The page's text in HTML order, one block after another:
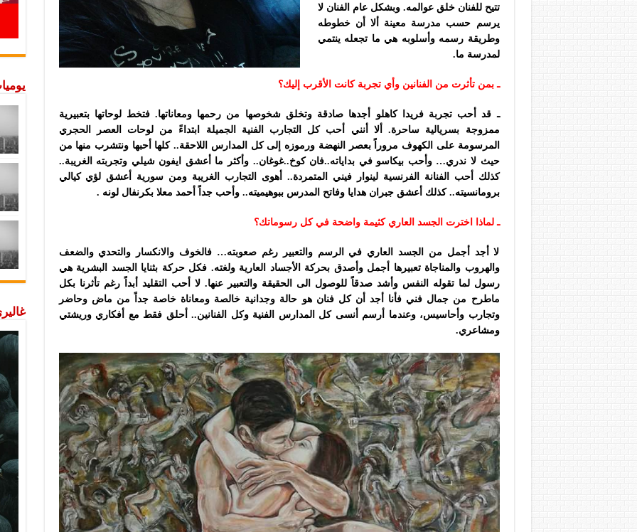
تتيح للفنان خلق عوالمه. وبشكل عام الفنان لا
يرسم حسب مدرسة معينة ألا أن خطوطه
وطريقة رسمه وأسلوبه هي ما تجعله ينتمي
لمدرسة ما.
ـ بمن تأثرت من الفنانين وأي تجربة كانت الأقرب إليك؟
ـ قد أحب تجربة فريدا كاهلو أجدها صادقة وتخلق شخوصها من رحمها ومعاناتها. فتخط لوحاتها بتعبيرية
ممزوجة بسريالية ساحرة. ألا أنني أحب كل التجارب الفنية الجميلة ابتداءً من لوحات العصر الحجري
المرسومة على الكهوف مروراً بعصر النهضة ورموزه إلى كل المدارس اللاحقة.. كلها أحبها ونتشرب منها من
حيث لا ندري…وأحب بيكاسو في بداياته..فان كوخ..غوغان.. وأكثر ما أعشق ايفون شيلي وتجربته الغريبة..
كذلك أحب الفنانة الفرنسية لينوار فيني المتمردة.. أهوى التجارب الغريبة ومن سورية أعشق لؤي كيالي
برومانسيته.. كذلك أعشق جبران هدايا وفاتح المدرس ببوهيميته.. وأحب جداً أحمد معلا بكرنفال لونه .
ـ لماذا اخترت الجسد العاري كثيمة واضحة في كل رسوماتك؟
لا أجد أجمل من الجسد العاري في الرسم والتعبير رغم صعوبته… فالخوف والانكسار والتحدي والضعف
والهروب والمناجاة تعبيرها أجمل وأصدق بحركة الأجساد العارية ولغته. فكل حركة بثنايا الجسد البشرية هي
رسول لما تقوله النفس وأشد صدقاً للوصول الى الحقيقة والتعبير عنها. لا أحب التقليد أبداً رغم تأثرنا بكل
ماطرح من جمال فني فأنا أجد أن كل فنان هو حالة وجدانية خالصة ومعاناة خاصة جداً من ماض وحاضر
وتجارب وأحاسيس، وعندما أرسم أنسى كل المدارس الفنية وكل الفنانين.. أحلق فقط مع أفكاري وريشتي
ومشاعري.